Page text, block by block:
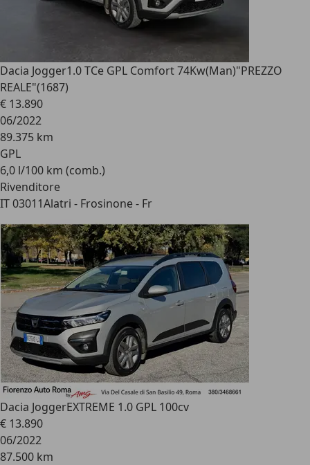
Dacia Jogger1.0 TCe GPL Comfort 74Kw(Man)"PREZZO
REALE"(1687)
€ 13.890
06/2022
89.375 km
GPL
6,0 l/100 km (comb.)
Rivenditore
IT 03011Alatri - Frosinone - Fr
Dacia JoggerEXTREME 1.0 GPL 100cv
€ 13.890
06/2022
87.500 km